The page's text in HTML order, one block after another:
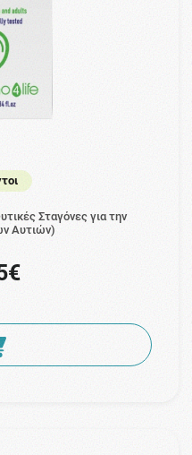
Σταγόνες για την
Αυτιών)